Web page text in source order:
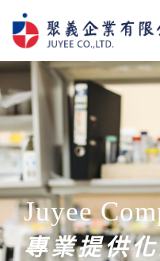
Juyee
專業提供